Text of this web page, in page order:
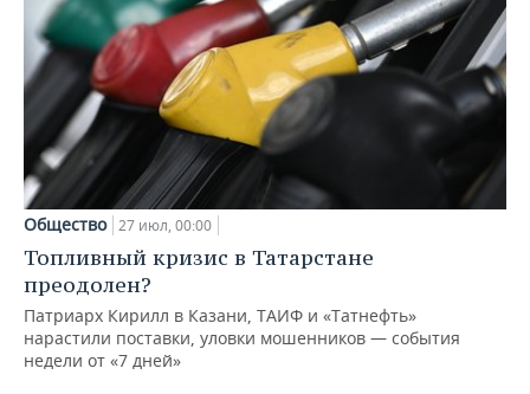
Общество 27 июл, 00:00
Топливный кризис в Татарстане
преодолен?
Патриарх Кирилл в Казани, ТАИФ и «Татнефть»
нарастили поставки, уловки мошенников — события
недели от «7 дней»